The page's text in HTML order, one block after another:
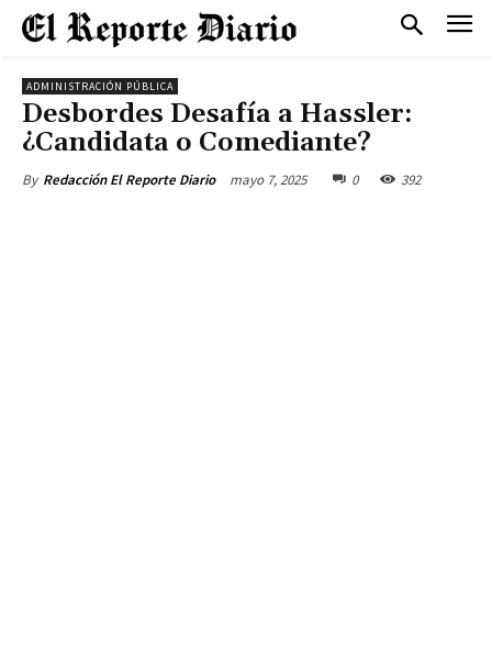
ADMINISTRACIÓN PÚBLICA
Desbordes Desafía a Hassler:
¿Candidata o Comediante?
By Redacción El Reporte Diario mayo 7, 2025 0 392